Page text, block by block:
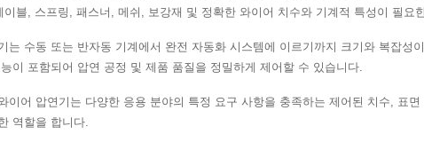
이블, 스프링, 패스너, 메쉬, 보강재 및 정확한 와이어 치수와 기계적 특성이 필요
는 수동 또는 반자동 기계에서 완전 자동화 시스템에 이르기까지 크기와 복잡
이 포함되어 압연 공정 및 제품 품질을 정밀하게 제어할 수 있습니다.
이어 압연기는 다양한 응용 분야의 특정 요구 사항을 충족하는 제어된 치수, 표
역할을 합니다.